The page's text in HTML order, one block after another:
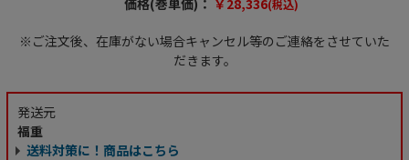
価格(巻単価)： ￥28,336(税込)
※ご注文後、在庫がない場合キャンセル等のご連絡をさせていた
だきます。
発送元
福重
送料対策に！商品はこちら